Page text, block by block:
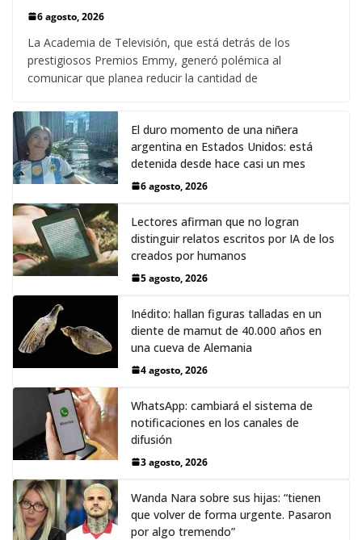
6 agosto, 2026
La Academia de Televisión, que está detrás de los
prestigiosos Premios Emmy, generó polémica al
comunicar que planea reducir la cantidad de
El duro momento de una niñera
argentina en Estados Unidos: está
detenida desde hace casi un mes
6 agosto, 2026
Lectores afirman que no logran
distinguir relatos escritos por IA de los
creados por humanos
5 agosto, 2026
Inédito: hallan figuras talladas en un
diente de mamut de 40.000 años en
una cueva de Alemania
4 agosto, 2026
WhatsApp: cambiará el sistema de
notificaciones en los canales de
difusión
3 agosto, 2026
Wanda Nara sobre sus hijas: “tienen
que volver de forma urgente. Pasaron
por algo tremendo”